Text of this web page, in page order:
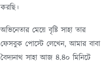
করছি।
অভিনেতার মেয়ে বৃষ্টি সাহা তার
ফেসবুক পোস্টে লেখেন, আমার বাবা
বৈদ্যনাথ সাহা আজ ৪.৪০ মিনিটে